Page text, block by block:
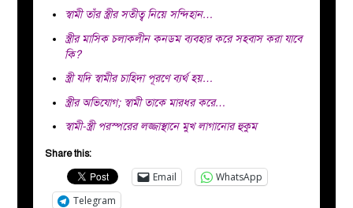
স্বামী তাঁর স্ত্রীর সতীত্ব নিয়ে সন্দিহান…
স্ত্রীর মাসিক চলাকলীন কনডম ব্যবহার করে সহবাস করা যাবে
কি?
স্ত্রী যদি স্বামীর চাহিদা পূরণে ব্যর্থ হয়…
স্ত্রীর অভিযোগ; স্বামী তাকে মারধর করে…
স্বামী-স্ত্রী পরস্পরের লজ্জাস্থানে মুখ লাগানোর হুকুম
Share this:
Email
WhatsApp
Telegram